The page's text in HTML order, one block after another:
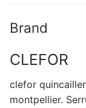
Brand
CLEFOR
clefor
montpellier.